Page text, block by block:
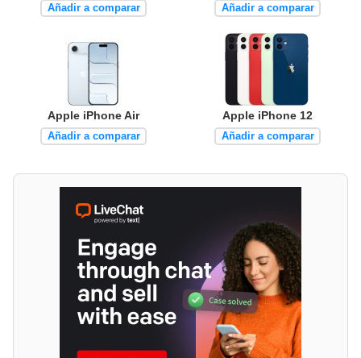
Añadir a comparar Añadir a comparar
Apple iPhone Air
Añadir a comparar
Apple iPhone 12
Añadir a comparar